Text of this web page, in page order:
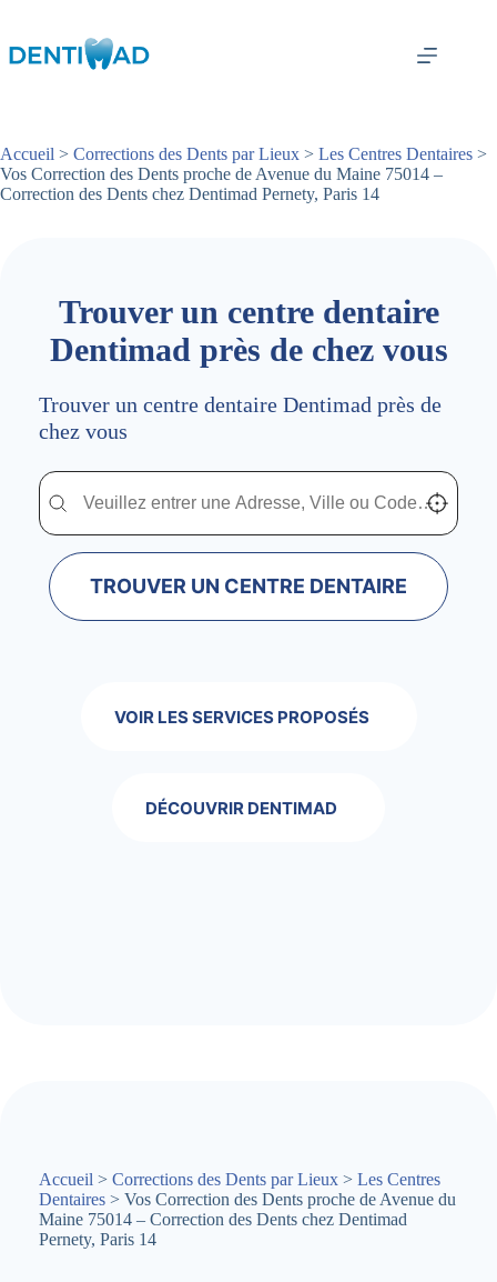
contenu
Accueil > Corrections des Dents par Lieux > Les Centres Dentaires >
Vos Correction des Dents proche de Avenue du Maine 75014 –
Correction des Dents chez Dentimad Pernety, Paris 14
Trouver un centre dentaire
Dentimad près de chez vous
Trouver un centre dentaire Dentimad près de
chez vous
Trouver un centre dentaire Dentimad près de
Trouver un centre dentaire Dentimad près de chez vous Localisez-
TROUVER UN CENTRE DENTAIRE
VOIR LES SERVICES PROPOSÉS
DÉCOUVRIR DENTIMAD
Accueil > Corrections des Dents par Lieux > Les Centres
Dentaires > Vos Correction des Dents proche de Avenue du
Maine 75014 – Correction des Dents chez Dentimad
Pernety, Paris 14